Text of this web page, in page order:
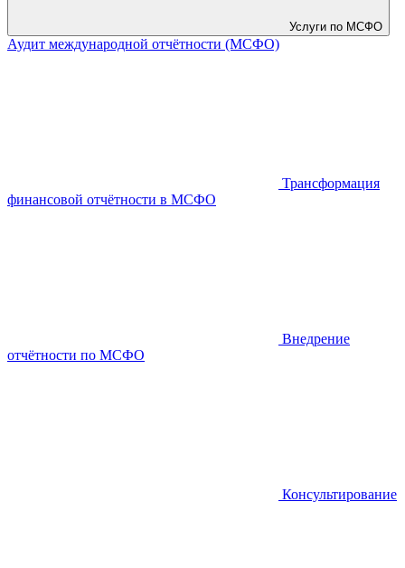
Услуги по МСФО
Аудит международной отчётности (МСФО)
Трансформация
финансовой отчётности в МСФО
Внедрение
отчётности по МСФО
Консультирование